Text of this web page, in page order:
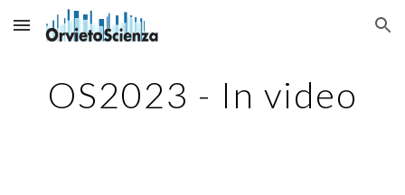
Skip to main content Skip to navigation
OS2023 - In video